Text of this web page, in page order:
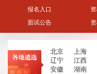
报名入口
面试公告
北京 上海
辽宁
江西
安徽
湖南